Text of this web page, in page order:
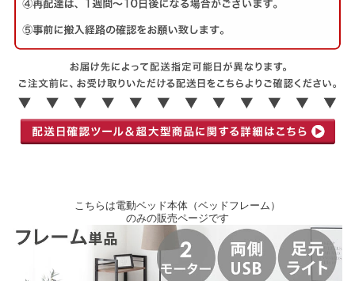
こちらは電動ベッド本体（ベッドフレーム）
のみの販売ページです